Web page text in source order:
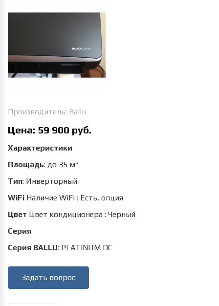
Производитель: Ballu
Цена: 59 900 руб.
Характеристики
Площадь: до 35 м²
Тип: Инверторный
WiFi Наличие WiFi : Есть, опция
Цвет Цвет кондиционера : Черный
Серия
Серия BALLU: PLATINUM DC
Задать вопрос